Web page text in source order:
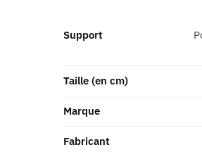
Support
Taille (en cm)
Marque
Fabricant